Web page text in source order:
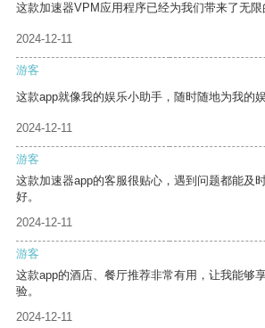
这款加速器VPM应用程序已经为我们带来了无限
2024-12-11
游客
这款app就像我的娱乐小助手，随时随地为我的
2024-12-11
游客
这款加速器app的客服很贴心，遇到问题都能及
好。
2024-12-11
游客
这款app的酒店、餐厅推荐非常有用，让我能够
验。
2024-12-11